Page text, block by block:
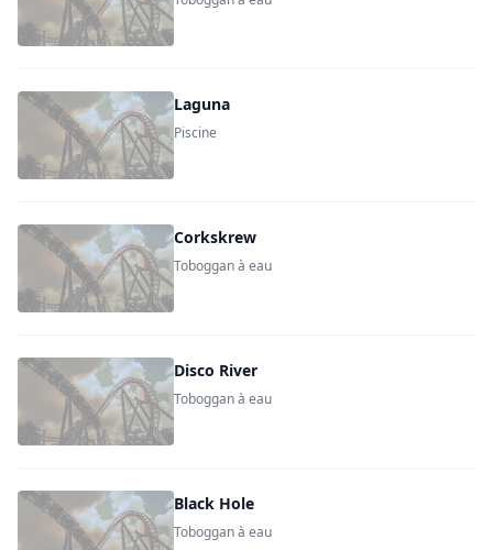
Laguna
Piscine
Corkskrew
Toboggan à eau
Disco River
Toboggan à eau
Black Hole
Toboggan à eau